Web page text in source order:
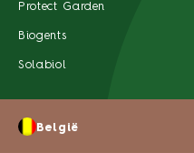
Protect Garden
Biogents
Solabiol
België